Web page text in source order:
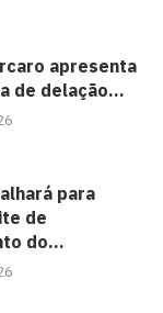
apresenta
de delação...
para
de
do...